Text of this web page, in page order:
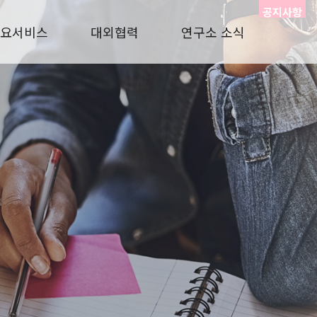
서비스 대외협력 연구소 소식
공지사항